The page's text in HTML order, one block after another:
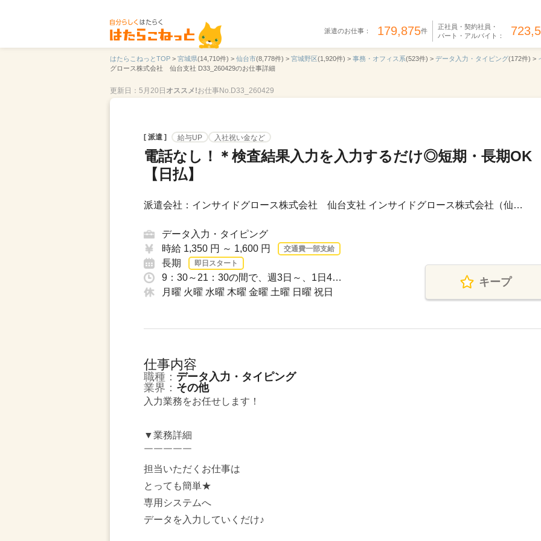
派遣のお仕事： 179,875件
正社員・契約社員・
パート・アルバイト：
はたらこねっとTOP > 宮城県(14,710件) > 仙台市(8,778件) > 宮城野区(1,920件) > 事務・オフィス系(523件) > データ入力・タイピング(172件) >
グロース株式会社 仙台支社 D33_260429のお仕事詳細
更新日：5月20日 オススメ!お仕事No.D33_260429
[ 派遣 ] 給与UP 入社祝い金など
電話なし！＊検査結果入力を入力するだけ◎短期・長期OK
【日払】
派遣会社：インサイドグロース株式会社 仙台支社 インサイドグロース株式会社（仙…
データ入力・タイピング
時給 1,350 円 ～ 1,600 円
交通費一部支給
長期 即日スタート
9：30～21：30の間で、週3日～、1日4…
月曜 火曜 水曜 木曜 金曜 土曜 日曜 祝日
キープ
仕事内容
職種： データ入力・タイピング
業界： その他
入力業務をお任せします！
▼業務詳細
￣￣￣￣￣
担当いただくお仕事は
とっても簡単★
専用システムへ
データを入力していくだけ♪